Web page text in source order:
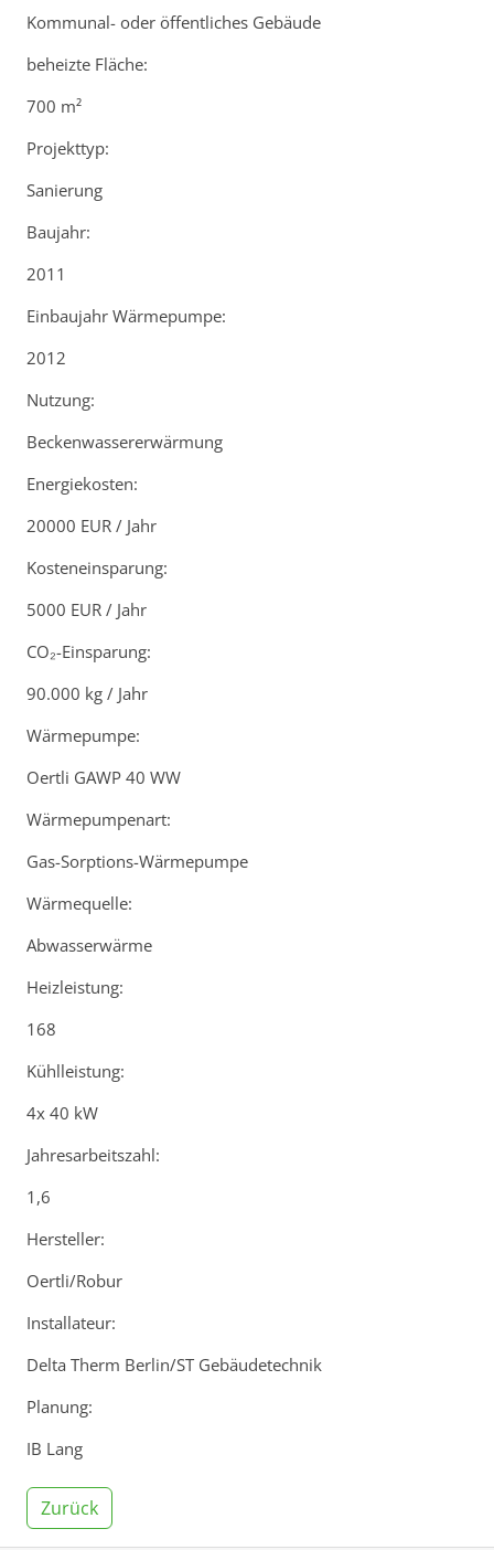
Kommunal- oder öffentliches Gebäude
beheizte Fläche:
700 m²
Projekttyp:
Sanierung
Baujahr:
2011
Einbaujahr Wärmepumpe:
2012
Nutzung:
Beckenwassererwärmung
Energiekosten:
20000 EUR / Jahr
Kosteneinsparung:
5000 EUR / Jahr
CO₂-Einsparung:
90.000 kg / Jahr
Wärmepumpe:
Oertli GAWP 40 WW
Wärmepumpenart:
Gas-Sorptions-Wärmepumpe
Wärmequelle:
Abwasserwärme
Heizleistung:
168
Kühlleistung:
4x 40 kW
Jahresarbeitszahl:
1,6
Hersteller:
Oertli/Robur
Installateur:
Delta Therm Berlin/ST Gebäudetechnik
Planung:
IB Lang
Zurück